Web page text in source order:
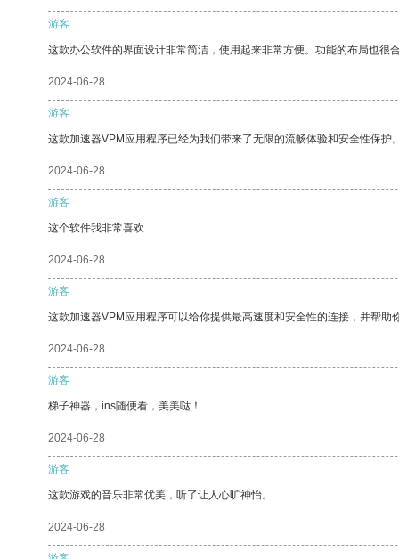
游客
这款办公软件的界面设计非常简洁，使用起来非常方便。功能的布局也很
2024-06-28
游客
这款加速器VPM应用程序已经为我们带来了无限的流畅体验和安全性保护。
2024-06-28
游客
这个软件我非常喜欢
2024-06-28
游客
这款加速器VPM应用程序可以给你提供最高速度和安全性的连接，并帮助
2024-06-28
游客
梯子神器，ins随便看，美美哒！
2024-06-28
游客
这款游戏的音乐非常优美，听了让人心旷神怡。
2024-06-28